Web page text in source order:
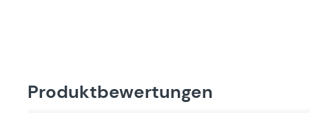
Produktbewertungen